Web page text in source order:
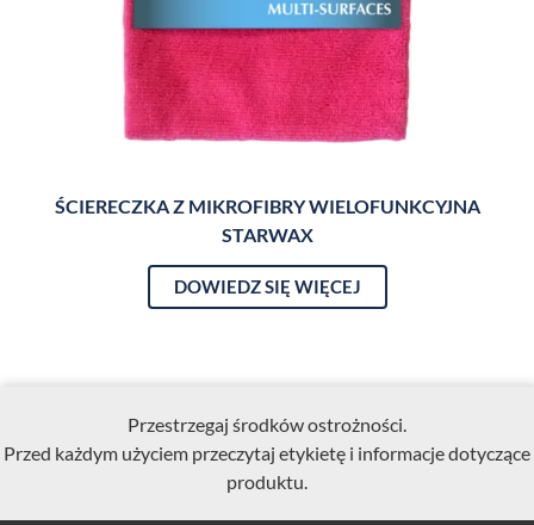
ŚCIERECZKA Z MIKROFIBRY WIELOFUNKCYJNA
STARWAX
DOWIEDZ SIĘ WIĘCEJ
Przestrzegaj środków ostrożności.
Przed każdym użyciem przeczytaj etykietę i informacje dotyczące
produktu.